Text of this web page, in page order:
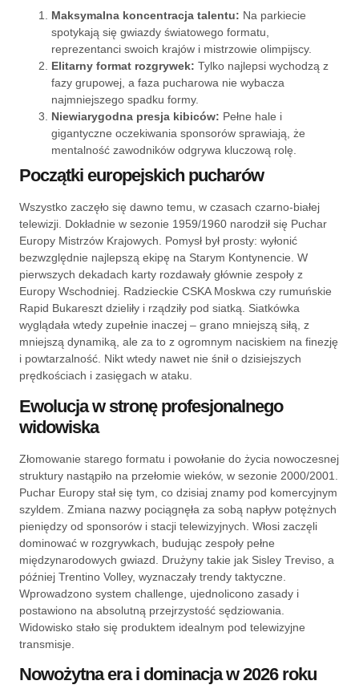
Maksymalna koncentracja talentu: Na parkiecie
spotykają się gwiazdy światowego formatu,
reprezentanci swoich krajów i mistrzowie olimpijscy.
Elitarny format rozgrywek: Tylko najlepsi wychodzą z
fazy grupowej, a faza pucharowa nie wybacza
najmniejszego spadku formy.
Niewiarygodna presja kibiców: Pełne hale i
gigantyczne oczekiwania sponsorów sprawiają, że
mentalność zawodników odgrywa kluczową rolę.
Początki europejskich pucharów
Wszystko zaczęło się dawno temu, w czasach czarno-białej
telewizji. Dokładnie w sezonie 1959/1960 narodził się Puchar
Europy Mistrzów Krajowych. Pomysł był prosty: wyłonić
bezwzględnie najlepszą ekipę na Starym Kontynencie. W
pierwszych dekadach karty rozdawały głównie zespoły z
Europy Wschodniej. Radzieckie CSKA Moskwa czy rumuńskie
Rapid Bukareszt dzieliły i rządziły pod siatką. Siatkówka
wyglądała wtedy zupełnie inaczej – grano mniejszą siłą, z
mniejszą dynamiką, ale za to z ogromnym naciskiem na finezję
i powtarzalność. Nikt wtedy nawet nie śnił o dzisiejszych
prędkościach i zasięgach w ataku.
Ewolucja w stronę profesjonalnego
widowiska
Złomowanie starego formatu i powołanie do życia nowoczesnej
struktury nastąpiło na przełomie wieków, w sezonie 2000/2001.
Puchar Europy stał się tym, co dzisiaj znamy pod komercyjnym
szyldem. Zmiana nazwy pociągnęła za sobą napływ potężnych
pieniędzy od sponsorów i stacji telewizyjnych. Włosi zaczęli
dominować w rozgrywkach, budując zespoły pełne
międzynarodowych gwiazd. Drużyny takie jak Sisley Treviso, a
później Trentino Volley, wyznaczały trendy taktyczne.
Wprowadzono system challenge, ujednolicono zasady i
postawiono na absolutną przejrzystość sędziowania.
Widowisko stało się produktem idealnym pod telewizyjne
transmisje.
Nowożytna era i dominacja w 2026 roku